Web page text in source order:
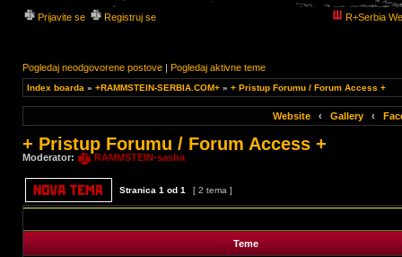
Prijavite se Registruj se R+Serbia
Pogledaj neodgovorene postove | Pogledaj aktivne teme
Index boarda » +RAMMSTEIN-SERBIA.COM+ » + Pristup Forumu / Forum Access +
Website ‹ Gallery ‹
+ Pristup Forumu / Forum Access +
Moderator: RAMMSTEIN-sasha
Stranica 1 od 1 [ 2 tema ]
Teme